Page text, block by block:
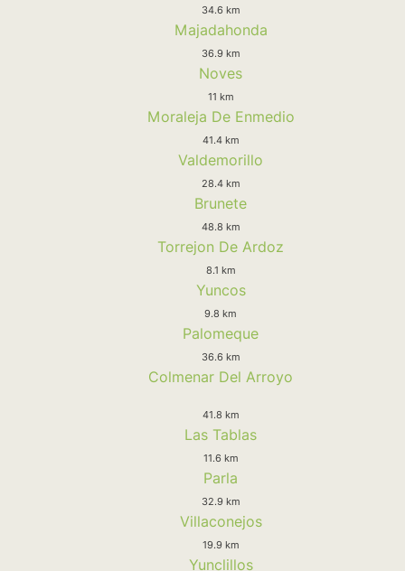
34.6 km
Majadahonda
36.9 km
Noves
11 km
Moraleja De Enmedio
41.4 km
Valdemorillo
28.4 km
Brunete
48.8 km
Torrejon De Ardoz
8.1 km
Yuncos
9.8 km
Palomeque
36.6 km
Colmenar Del Arroyo
41.8 km
Las Tablas
11.6 km
Parla
32.9 km
Villaconejos
19.9 km
Yunclillos